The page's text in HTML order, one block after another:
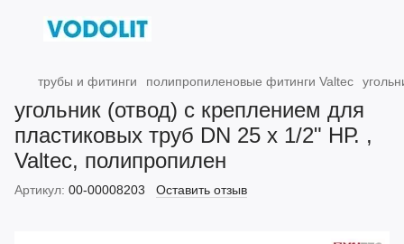
трубы и фитинги полипропиленовые фитинги Valtec
угольник (отвод) с креплением для
пластиковых труб DN 25 х 1/2" НР. ,
Valtec, полипропилен
Артикул: 00-00008203 Оставить отзыв